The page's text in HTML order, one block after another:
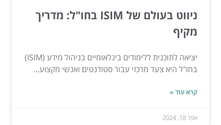
ניווט בעולם של ISIM בחו"ל: מדריך
מקיף
יציאה לתוכנית ללימודים בינלאומיים בניהול מידע (ISIM)
בחו"ל היא צעד מרכזי עבור סטודנטים ואנשי מקצוע...
קרא עוד »
אפר 18, 2024